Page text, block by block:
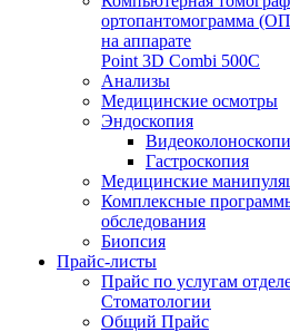
ортопантомограмма
на аппарате
Point 3D Combi 500C
Анализы
Медицинские осмотры
Эндоскопия
Гастроскопия
Медицинские
Комплексные
обследования
Биопсия
Прайс-листы
Прайс по услугам
Стоматологии
Общий Прайс